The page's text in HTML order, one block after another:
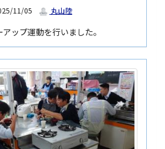
11/05 丸山陸
ップ運動を行いました。